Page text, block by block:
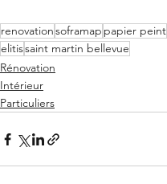
renovationsoframap papier peint
elitissaint martin bellevue
Rénovation
Intérieur
Particuliers